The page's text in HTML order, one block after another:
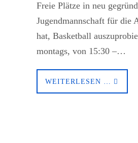
Freie Plätze in neu
Jugendmannschaft für die
hat, Basketball
montags, von 15:30 –…
WEITERLESEN …